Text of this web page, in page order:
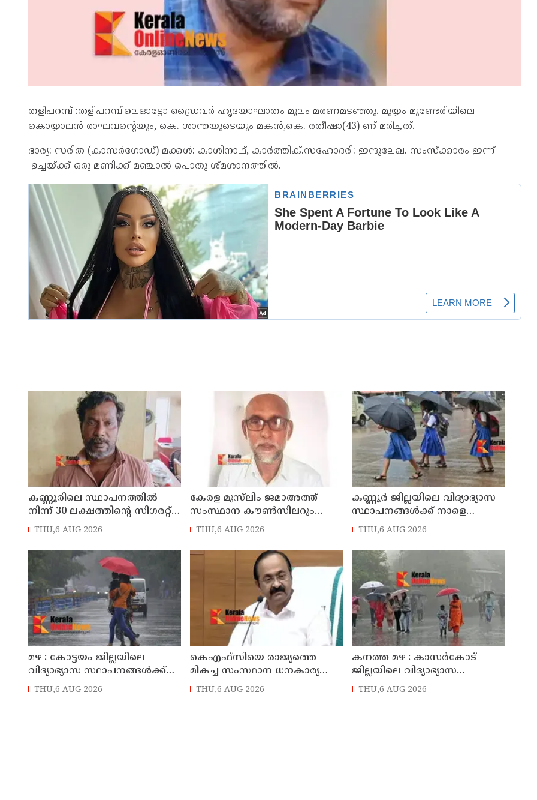
തളിപറമ്പ് :തളിപറമ്പിലെഓട്ടോ ഡ്രൈവർ ഹൃദയാഘാതം മൂലം മരണമടഞ്ഞു. മുയ്യം മുണ്ടേരിയിലെ
കൊയ്യാലൻ രാഘവന്റെയും, കെ. ശാന്തയുടെയും മകൻ,കെ. രതീഷാ(43) ണ് മരിച്ചത്.
ഭാര്യ: സരിത (കാസർഗോഡ്) മക്കൾ: കാശിനാഥ്, കാർത്തിക്.സഹോദരി: ഇന്ദുലേഖ. സംസ്ക്കാരം ഇന്ന്
ഉച്ചയ്ക്ക് ഒരു മണിക്ക് മഞ്ചാൽ പൊതു ശ്മശാനത്തിൽ.
കണ്ണൂരിലെ സ്ഥാപനത്തിൽ
നിന്ന് 30 ലക്ഷത്തിന്റെ സിഗരറ്റ്
മോഷണം: തമിഴ്‌നാട്
തെങ്കാശിയിൽ പിടിയിൽ
THU,6 AUG 2026
കേരള മുസ്‌ലിം ജമാഅത്ത്
സംസ്ഥാന കൗൺസിലറും
തളിപ്പറമ്പിലെ മുതിർന്ന മാധ്യമ
അലി മൊഗ്രാൽ നിര്യാതനായി
THU,6 AUG 2026
കണ്ണൂർ ജില്ലയിലെ വിദ്യാഭ്യാസ
സ്ഥാപനങ്ങള്‍ക്ക് നാളെ
(07/08/2026), അവധി
THU,6 AUG 2026
മഴ : കോട്ടയം ജില്ലയിലെ
വിദ്യാഭ്യാസ സ്ഥാപനങ്ങൾക്ക്
നാളെ അവധി
THU,6 AUG 2026
കെഎഫ്‌സിയെ രാജ്യത്തെ
മികച്ച സംസ്ഥാന ധനകാര്യ
സ്ഥാപനമാക്കും: മുഖ്യമന്ത്രി വി
ഡി സതീശൻ
THU,6 AUG 2026
കനത്ത മഴ : കാസർകോട്
ജില്ലയിലെ വിദ്യാഭ്യാസ
സ്ഥാപനങ്ങൾക്ക് നാളെ അവധി
THU,6 AUG 2026